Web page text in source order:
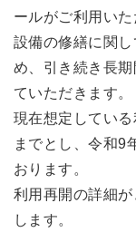
ールがご利用い
設備の修繕に関
め、引き続き長
ていただきます。
現在想定してい
までとし、令和9
おります。
利用再開の詳細
します。